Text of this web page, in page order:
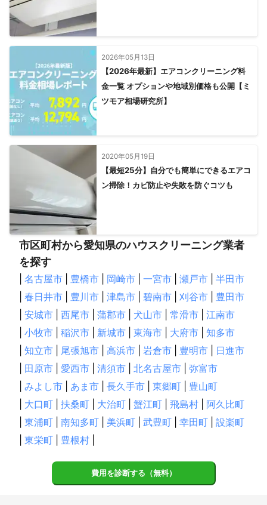
2026年05月13日
【2026年最新】エアコンクリーニング料
金一覧 オプションや地域別価格も公開【ミ
ツモア相場研究所】
2020年05月19日
【最短25分】自分でも簡単にできるエアコ
ン掃除！カビ防止や失敗を防ぐコツも
市区町村から愛知県のハウスクリーニング業者
を探す
名古屋市 豊橋市 岡崎市 一宮市 瀬戸市
半田市
春日井市 豊川市 津島市 碧南市 刈谷市
豊田市
安城市 西尾市 蒲郡市 犬山市 常滑市
江南市
小牧市 稲沢市 新城市 東海市 大府市
知多市
知立市 尾張旭市 高浜市 岩倉市 豊明市
日進市
田原市 愛西市 清須市 北名古屋市
弥富市
みよし市 あま市 長久手市 東郷町
豊山町
大口町 扶桑町 大治町 蟹江町 飛島村
阿久比町
東浦町 南知多町 美浜町 武豊町 幸田町
設楽町
東栄町 豊根村
費用を診断する（無料）